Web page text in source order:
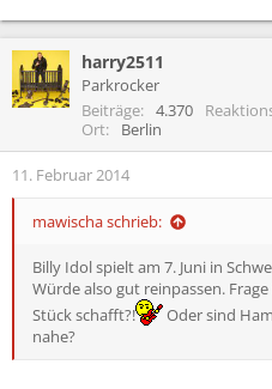
harry2511
Parkrocker
Beiträge
4.370
Ort
Berlin
11. Februar 2014
mawischa schrieb:
Billy Idol spielt am 7. Juni in
Würde also gut reinpassen.
Stück schafft?!
Oder sind
nahe?